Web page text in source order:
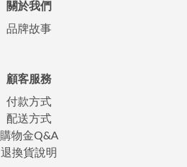
關於我們
品牌故事
顧客服務
付款方式
配送方式
購物金Q&A
退換貨說明